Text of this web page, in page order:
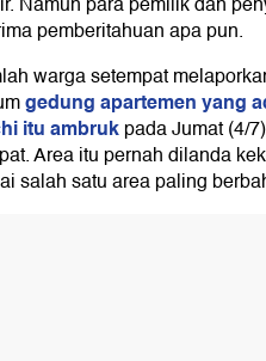
pemberitahuan apa pun.
warga setempat
gedung apartemen yang
itu ambrukpada Jumat (4/
Area itu pernah dilanda
salah satu area paling